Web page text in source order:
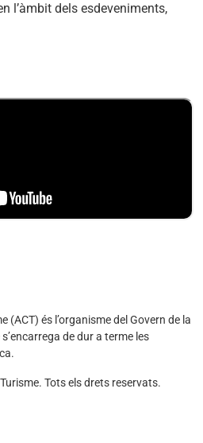
l’àmbit dels esdeveniments,
(ACT) és l’organisme del Govern de la
de dur a terme les
Tots els drets reservats.